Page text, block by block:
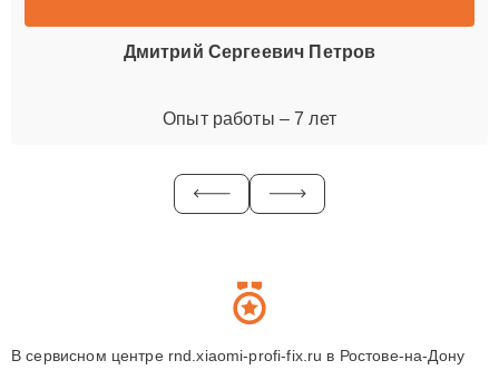
Дмитрий Сергеевич Петров
Опыт работы – 7 лет
В сервисном центре rnd.xiaomi-profi-fix.ru в Ростове-на-Дону